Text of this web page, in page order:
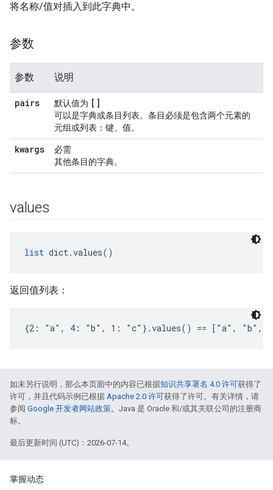
将名称/值对插入到此字典中。
参数
参数 说明
pairs 默认值为 []
可以是字典或条目列表。条目必须是包含两个元素的
元组或列表：键、值。
kwargs
必需
其他条目的字典。
values
list dict.values()
返回值列表：
{2: "a", 4: "b", 1: "c"}.values() == ["a", "b",
如未另行说明，那么本页面中的内容已根据知识共享署名 4.0 许可获得了
许可，并且代码示例已根据 Apache 2.0 许可获得了许可。有关详情，请
参阅 Google 开发者网站政策。Java 是 Oracle 和/或其关联公司的注册商
标。
最后更新时间 (UTC)：2026-07-14。
掌握动态